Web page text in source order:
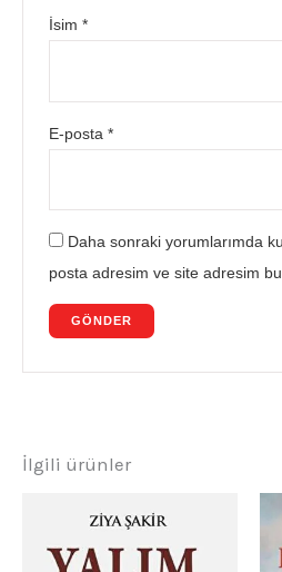
İsim*
E-posta*
Daha sonraki yorumlarımda
posta adresim ve site adresim
İlgili ürünler